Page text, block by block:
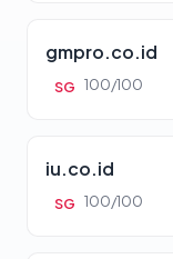
gmpro.co.id
SG 100/100
iu.co.id
SG 100/100